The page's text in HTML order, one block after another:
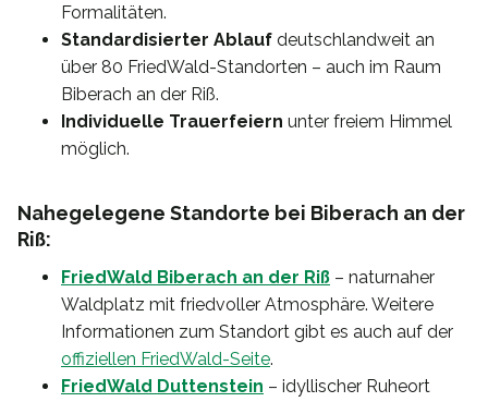
Formalitäten.
Standardisierter Ablauf deutschlandweit an
über 80 FriedWald-Standorten – auch im Raum
Biberach an der Riß.
Individuelle Trauerfeiern unter freiem Himmel
möglich.
Nahegelegene Standorte bei Biberach an der
Riß:
FriedWald Biberach an der Riß – naturnaher
Waldplatz mit friedvoller Atmosphäre. Weitere
Informationen zum Standort gibt es auch auf der
offiziellen FriedWald-Seite.
FriedWald Duttenstein – idyllischer Ruheort